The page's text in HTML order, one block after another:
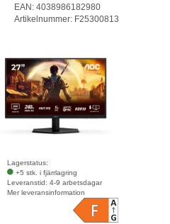
EAN: 4038986182980
Artikelnummer: F25300813
Lagerstatus:
+5 stk. i fjärrlagring
Leveranstid: 4-9 arbetsdagar
Mer leveransinformation